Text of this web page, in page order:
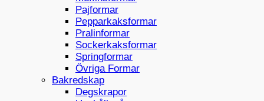
Pajformar
Pepparkaksformar
Pralinformar
Sockerkaksformar
Springformar
Övriga Formar
Bakredskap
Degskrapor